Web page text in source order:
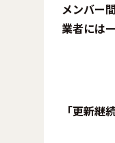
メンバー
業者には
「更新継